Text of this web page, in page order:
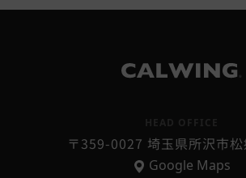
5,商品・サービス改善及び企画のための
個人情報の第三者提供
られる場合を除きます。
1,人の生命、身体または財産の保護のた
〒359-0027 埼玉県所沢市
Google Maps